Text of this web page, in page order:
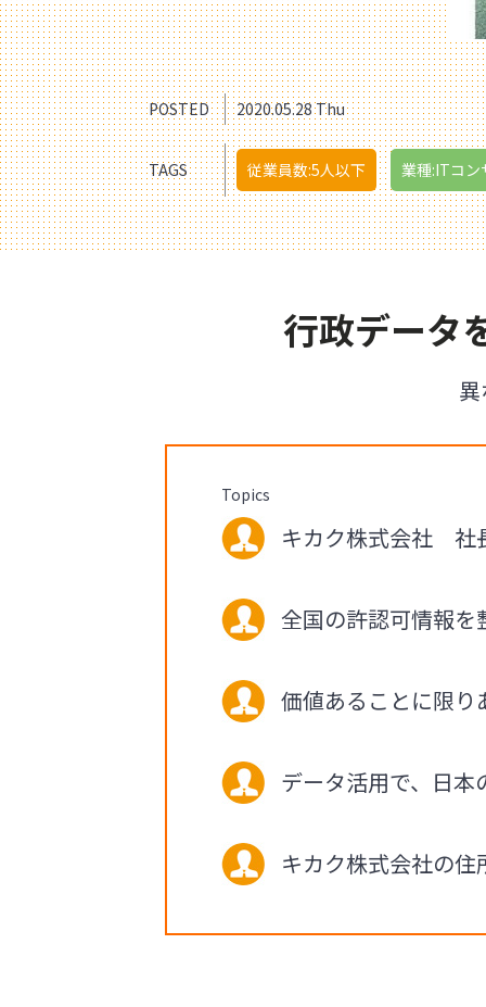
POSTED 2020.05.28 Thu
TAGS 従業員数:5人以下 業種:ITコン
行政データ
Topics
キカク株式会社 社
全国の許認可情報
価値あることに限
データ活用で、日
キカク株式会社の